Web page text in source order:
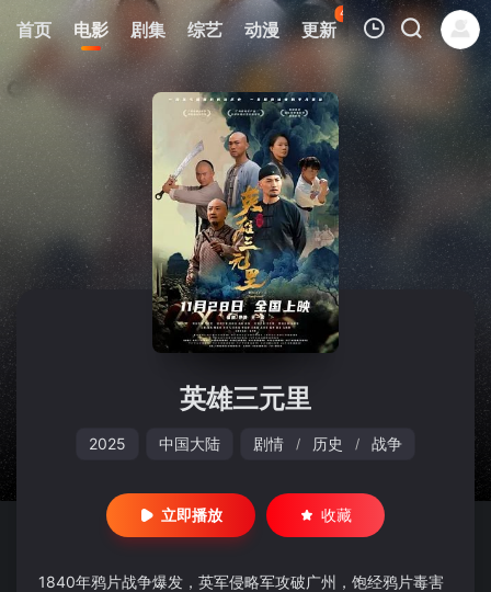
首页 电影 剧集 综艺 动漫 更新
45
热榜 APP
我的观影记录
暂无观看影片的记录
英雄三元里
2025 中国大陆 剧情 / 历史 / 战争
立即播放 收藏
1840年鸦片战争爆发，英军侵略军攻破广州，饱经鸦片毒害